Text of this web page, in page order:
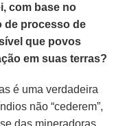
com base no
de processo de
que povos
em suas terras?
é uma verdadeira
não “cederem”,
das mineradoras